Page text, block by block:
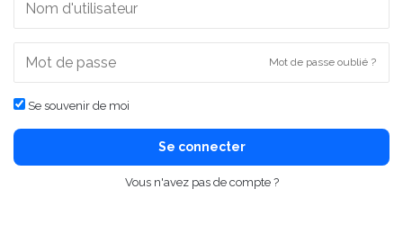
Mot de passe oublié ?
Se souvenir de moi
Se connecter
Vous n'avez pas de compte ?